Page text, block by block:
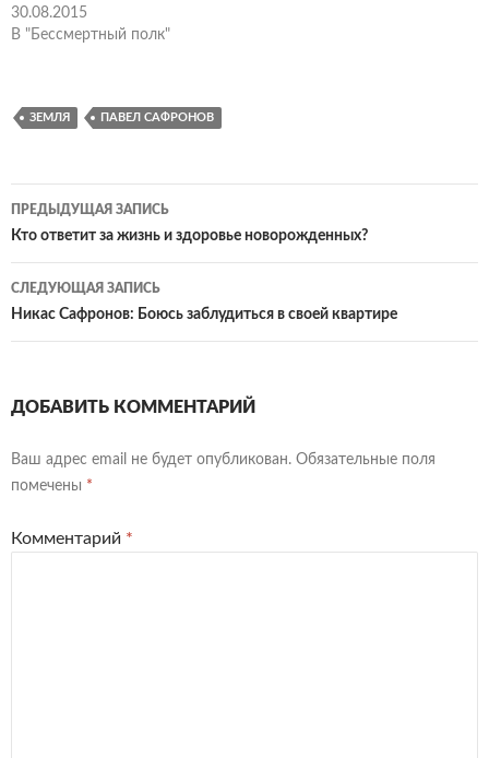
30.08.2015
В "Бессмертный полк"
ЗЕМЛЯ ПАВЕЛ САФРОНОВ
Навигация
по
записям
ПРЕДЫДУЩАЯ ЗАПИСЬ
Кто ответит за жизнь и здоровье новорожденных?
СЛЕДУЮЩАЯ ЗАПИСЬ
Никас Сафронов: Боюсь заблудиться в своей квартире
ДОБАВИТЬ КОММЕНТАРИЙ
Ваш адрес email не будет опубликован. Обязательные поля
помечены *
Комментарий *